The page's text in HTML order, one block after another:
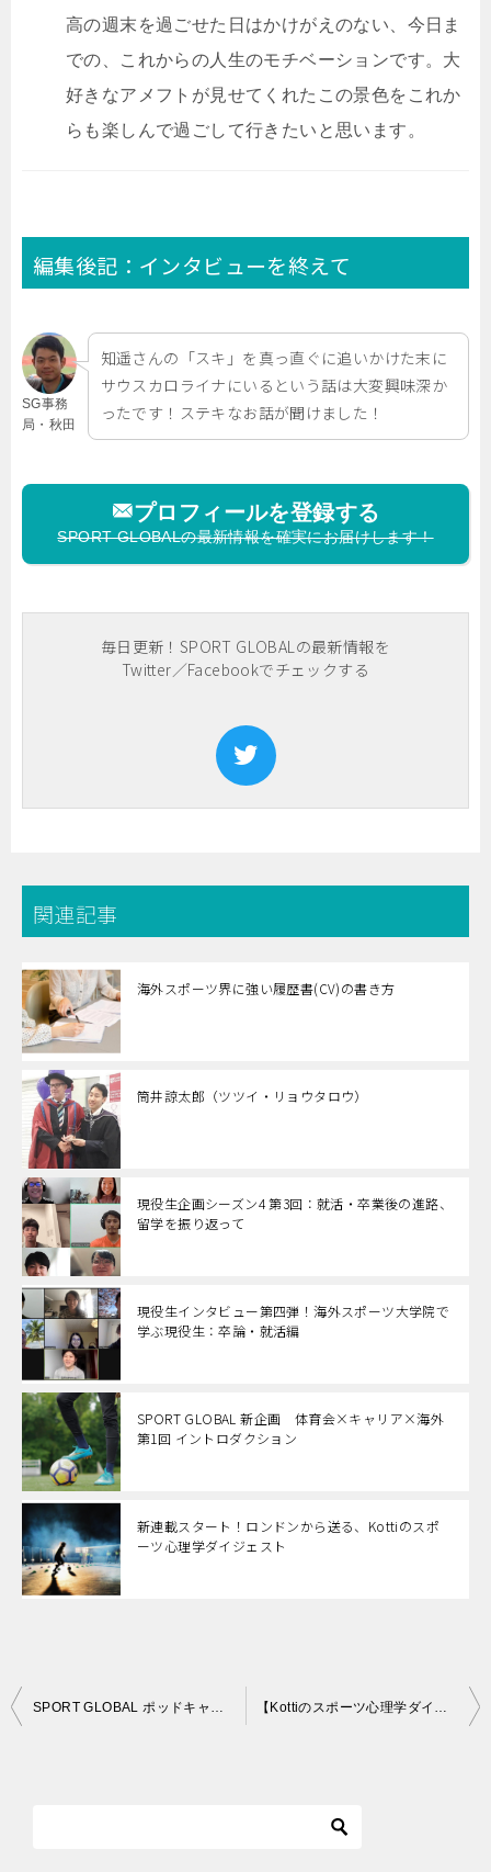
高の週末を過ごせた日はかけがえのない、今日ま
での、これからの人生のモチベーションです。大
好きなアメフトが見せてくれたこの景色をこれか
らも楽しんで過ごして行きたいと思います。
編集後記：インタビューを終えて
SG事務
局・秋田
知遥さんの「スキ」を真っ直ぐに追いかけた末に
サウスカロライナにいるという話は大変興味深か
ったです！ステキなお話が聞けました！
プロフィールを登録する
SPORT GLOBALの最新情報を確実にお届けします！
毎日更新！SPORT GLOBALの最新情報を
Twitter／Facebookでチェックする
関連記事
海外スポーツ界に強い履歴書(CV)の書き方
筒井諒太郎（ツツイ・リョウタロウ）
現役生企画シーズン4 第3回：就活・卒業後の進路、
留学を振り返って
現役生インタビュー第四弾！海外スポーツ大学院で
学ぶ現役生：卒論・就活編
SPORT GLOBAL 新企画 体育会×キャリア×海外
第1回 イントロダクション
新連載スタート！ロンドンから送る、Kottiのスポ
ーツ心理学ダイジェスト
投